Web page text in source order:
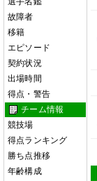
故障者
移籍
エピソード
契約状況
出場時間
得点・警告
チーム情報
競技場
得点ランキング
勝ち点推移
年齢構成